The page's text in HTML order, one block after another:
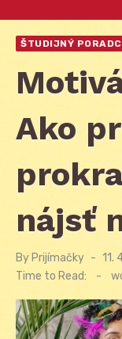
ŠTUDIJNÝ
Ako
nájsť
By Prijímačky
on
11.
Time to Read:
-